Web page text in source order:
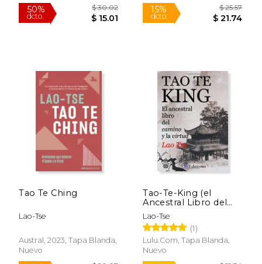
dcto.
12%
dcto.
Tao Te Ching
Lao-Tse
Austral, 2023, Tapa Blanda,
Nuevo
Tao-Te-King (el
Ancestral Libro del
Camino y la Virtud)
Lao-Tse
(1)
Lulu.com, Tapa Blanda,
Nuevo